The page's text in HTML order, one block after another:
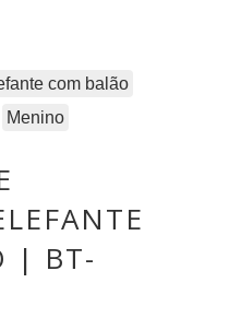
com balão
Menino
| BT-